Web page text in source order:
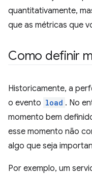
quantitativamente,
que as métricas que
Como definir
Historicamente, a
o evento load . No
momento bem
esse momento não
algo que seja
Por exemplo, um